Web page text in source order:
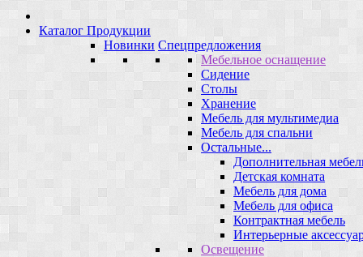
Каталог Продукции
Новинки Спецпредложения
Мебельное оснащение
Сидение
Столы
Хранение
Мебель для мультимедиа
Мебель для спальни
Остальные...
Дополнительная
Детская комната
Мебель для дома
Мебель для офиса
Контрактная мебель
Интерьерные
Освещение